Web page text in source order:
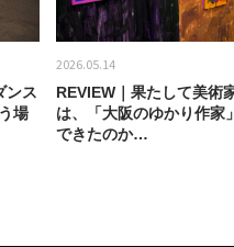
ンス
場
2026.05.14
REVIEW｜果たして美術
は、「大阪のゆかり作家
できたのか…